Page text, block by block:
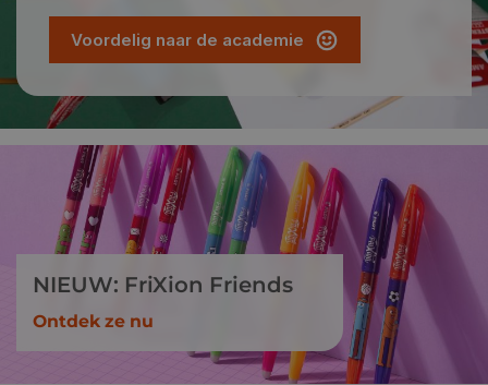
Voordelig naar de academie
NIEUW: FriXion Friends
Ontdek ze nu